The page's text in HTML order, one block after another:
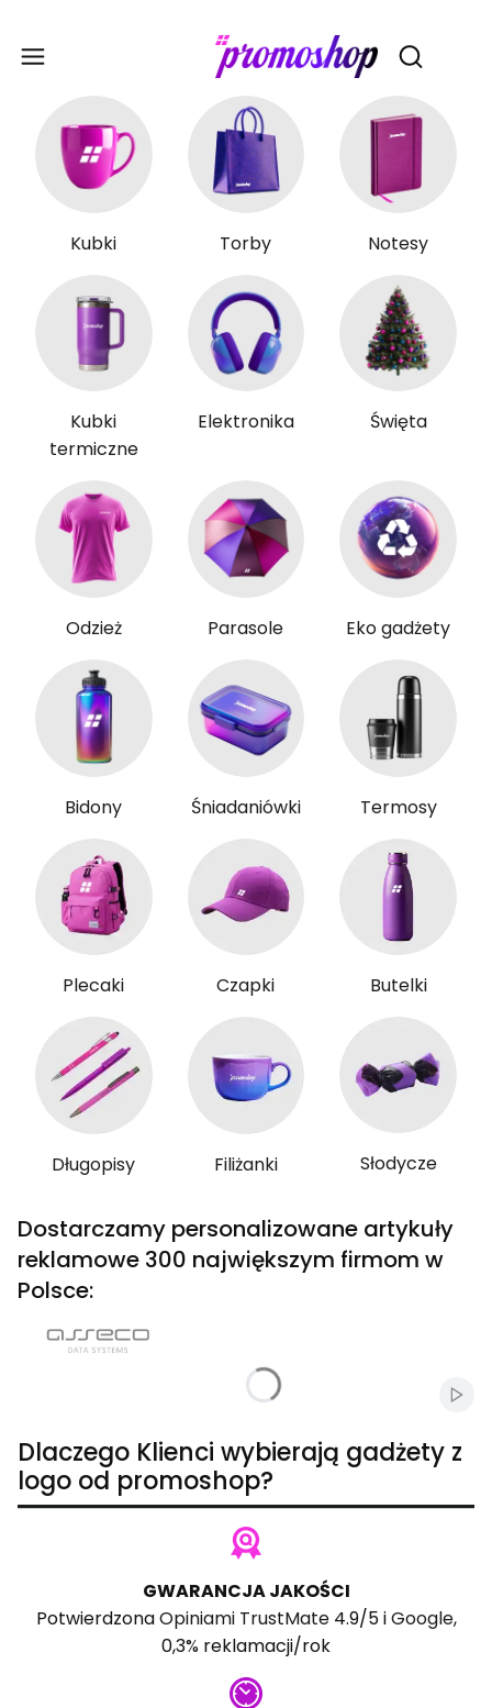
Otwórz
Kubki Torby Notesy
Kubki
termiczne
Elektronika Święta
Odzież Parasole Eko gadżety
Bidony Śniadaniówki Termosy
Plecaki Czapki Butelki
Długopisy Filiżanki Słodycze
Dostarczamy personalizowane artykuły
reklamowe 300 największym firmom w
Polsce:
Dlaczego Klienci wybierają gadżety z
logo od promoshop?
GWARANCJA JAKOŚCI
PotwierdzonaOpiniami TrustMate4.9/5 iGoogle,
0,3% reklamacji/rok